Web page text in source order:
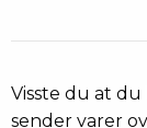
Visste du at du
sender varer